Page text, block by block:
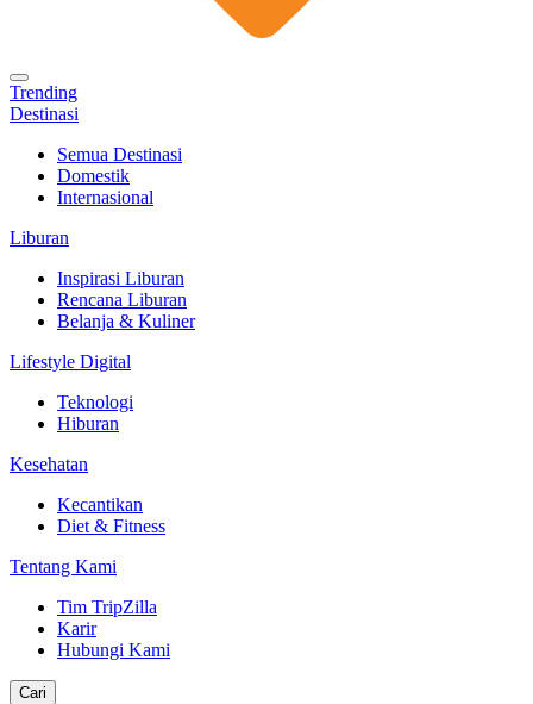
Trending
Destinasi
Semua Destinasi
Domestik
Internasional
Liburan
Inspirasi Liburan
Rencana Liburan
Belanja & Kuliner
Lifestyle Digital
Teknologi
Hiburan
Kesehatan
Kecantikan
Diet & Fitness
Tentang Kami
Tim TripZilla
Karir
Hubungi Kami
Cari